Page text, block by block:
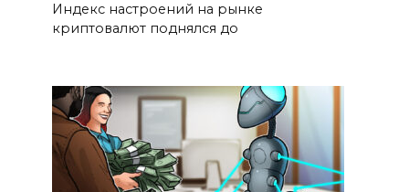
Индекс настроений на рынке
криптовалют поднялся до